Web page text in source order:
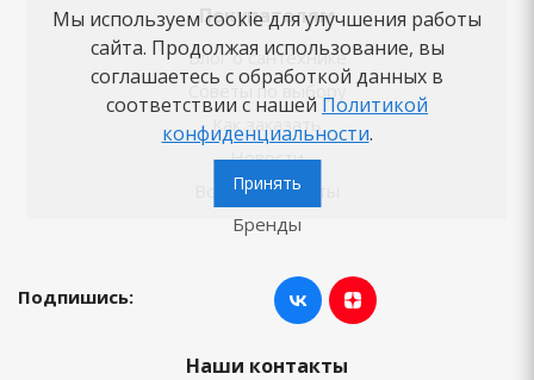
Покупателям
Блог о сантехнике
Советы по выбору
Новости
Вопросы-ответы
Бренды
Подпишись:
Наши контакты
Мы используем cookie для улучшения работы
сайта. Продолжая использование, вы
соглашаетесь с обработкой данных в
соответствии с нашей Политикой
конфиденциальности.
Принять